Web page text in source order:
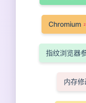
Chromium 2
指纹浏览器
内存修